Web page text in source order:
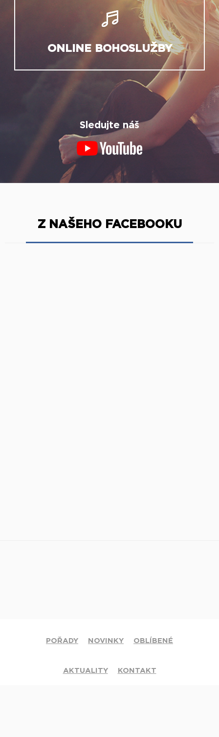
ONLINE BOHOSLUŽBY
Sledujte náš
Z NAŠEHO FACEBOOKU
POŘADY NOVINKY OBLÍBENÉ
AKTUALITY KONTAKT